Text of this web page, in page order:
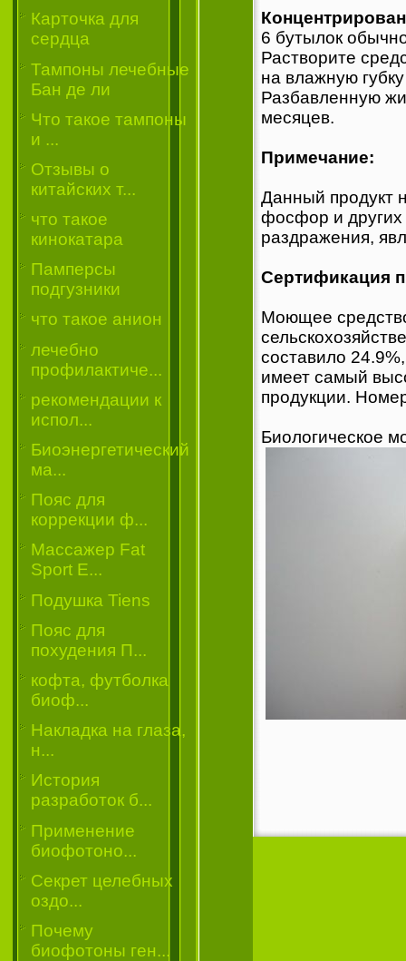
Карточка для
сердца
Тампоны лечебные
Бан де ли
Что такое тампоны
и ...
Отзывы о
китайских т...
что такое
кинокатара
Памперсы
подгузники
что такое анион
лечебно
профилактиче...
рекомендации к
испол...
Биоэнергетический
ма...
Пояс для
коррекции ф...
Массажер Fat
Sport E...
Подушка Tiens
Пояс для
похудения П...
кофта, футболка
биоф...
Накладка на глаза,
н...
История
разработок б...
Применение
биофотоно...
Секрет целебных
оздо...
Почему
биофотоны ген...
6 бутылок
Растворите
на влажную губку
Разбавленную
месяцев.
Примечание:
Данный продукт
фосфор и других
раздражения,
Сертификация
Моющее
составило
имеет самый
продукции.
Биологическое